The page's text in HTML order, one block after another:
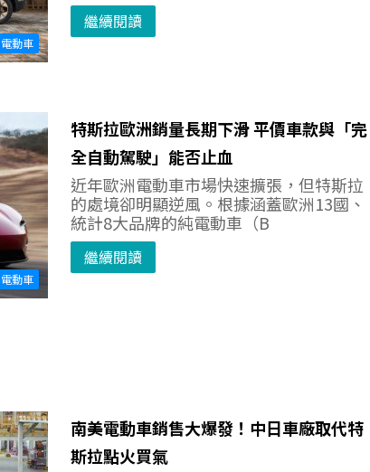
電動車
繼續閱讀
電動車
特斯拉歐洲銷量長期下滑 平價車款與「完
全自動駕駛」能否止血
近年歐洲電動車市場快速擴張，但特斯拉
的處境卻明顯逆風。根據涵蓋歐洲13國、
統計8大品牌的純電動車（B
繼續閱讀
南美電動車銷售大爆發！中日車廠取代特
斯拉點火買氣